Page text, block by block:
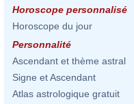
Horoscope personnalisé
Horoscope du jour
Personnalité
Ascendant et thème astral
Signe et Ascendant
Atlas astrologique gratuit